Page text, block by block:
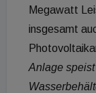
Megawatt
insgesamt
Anlage